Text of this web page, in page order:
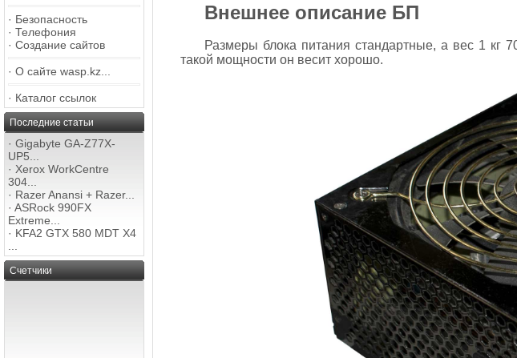
· Безопасность
· Телефония
· Создание сайтов
· О сайте wasp.kz...
· Каталог ссылок
Последние статьи
· Gigabyte GA-Z77X-
UP5...
· Xerox WorkCentre
304...
· Razer Anansi + Razer...
· ASRock 990FX
Extreme...
· KFA2 GTX 580 MDT X4
Счетчики
Внешнее описание БП
Размеры блока питания стандартные, а вес 1
такой мощности он весит хорошо.